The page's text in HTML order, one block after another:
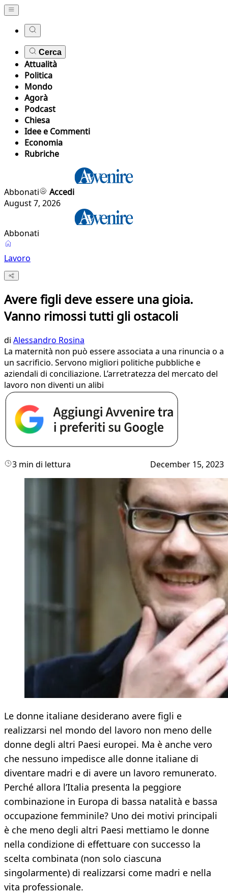
Cerca
Attualità
Politica
Mondo
Agorà
Podcast
Chiesa
Idee e Commenti
Economia
Rubriche
Abbonati
Accedi
August 7, 2026
Abbonati
Lavoro
Avere figli deve essere una gioia.
Vanno rimossi tutti gli ostacoli
di Alessandro Rosina
La maternità non può essere associata a una rinuncia o a
un sacrificio. Servono migliori politiche pubbliche e
aziendali di conciliazione. L’arretratezza del mercato del
lavoro non diventi un alibi
3 min di lettura December 15, 2023
Le donne italiane desiderano avere figli e
realizzarsi nel mondo del lavoro non meno delle
donne degli altri Paesi europei. Ma è anche vero
che nessuno impedisce alle donne italiane di
diventare madri e di avere un lavoro remunerato.
Perché allora l’Italia presenta la peggiore
combinazione in Europa di bassa natalità e bassa
occupazione femminile? Uno dei motivi principali
è che meno degli altri Paesi mettiamo le donne
nella condizione di effettuare con successo la
scelta combinata (non solo ciascuna
singolarmente) di realizzarsi come madri e nella
vita professionale.